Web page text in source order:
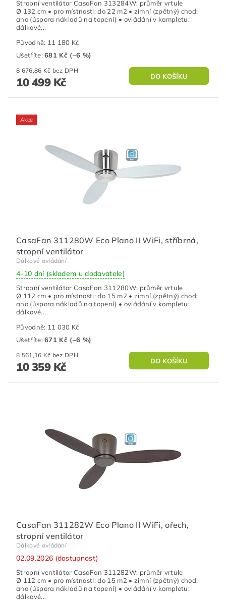
Stropní ventilátor CasaFan 313284W: průměr vrtule
Ø 132 cm • pro místnosti: do 22 m2 • zimní (zpětný) chod:
ano (úspora nákladů na topení) • ovládání v kompletu:
dálkové...
Původně: 11 180 Kč
Ušetříte:681 Kč (–6 %)
8 676,86 Kč bez DPH
10 499 Kč
Akce
CasaFan 311280W Eco Plano II WiFi, stříbrná,
stropní ventilátor
Dálkové ovládání
4-10 dní (skladem u dodavatele)
Stropní ventilátor CasaFan 311280W: průměr vrtule
Ø 112 cm • pro místnosti: do 15 m2 • zimní (zpětný) chod:
ano (úspora nákladů na topení) • ovládání v kompletu:
dálkové...
Původně: 11 030 Kč
Ušetříte:671 Kč (–6 %)
8 561,16 Kč bez DPH
10 359 Kč
CasaFan 311282W Eco Plano II WiFi, ořech,
stropní ventilátor
Dálkové ovládání
02.09.2026 (dostupnost)
Stropní ventilátor CasaFan 311282W: průměr vrtule
Ø 112 cm • pro místnosti: do 15 m2 • zimní (zpětný) chod:
ano (úspora nákladů na topení) • ovládání v kompletu:
dálkové...